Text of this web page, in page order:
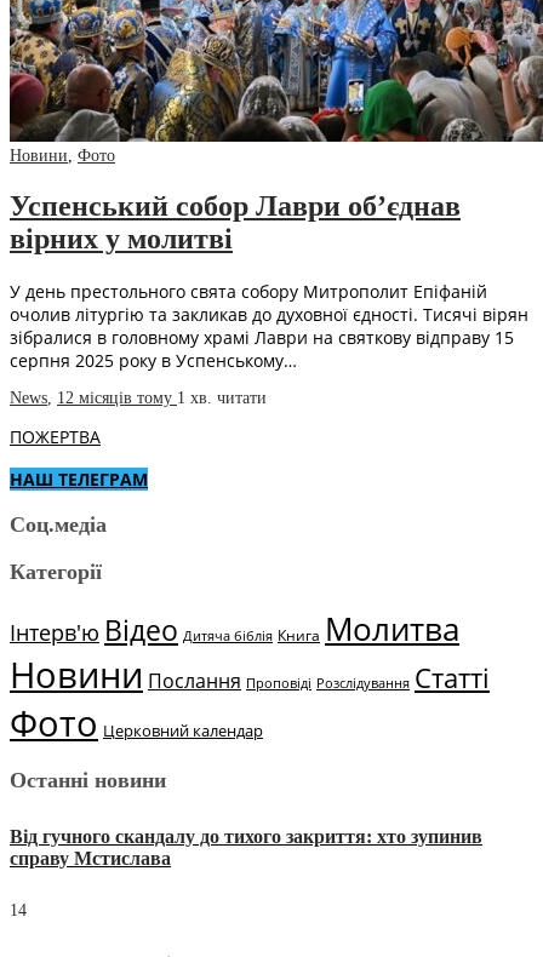
Новини, Фото
Успенський собор Лаври об’єднав
вірних у молитві
У день престольного свята собору Митрополит Епіфаній
очолив літургію та закликав до духовної єдності. Тисячі вірян
зібралися в головному храмі Лаври на святкову відправу 15
серпня 2025 року в Успенському…
News 12 місяців тому 1 хв. читати
ПОЖЕРТВА
НАШ ТЕЛЕГРАМ
Соц.медіа
Категорії
Інтерв'ю Відео Дитяча біблія Книга Молитва
Новини Послання Проповіді Розслідування Статті
Фото Церковний календар
Останні новини
Від гучного скандалу до тихого закриття: хто зупинив
справу Мстислава
14